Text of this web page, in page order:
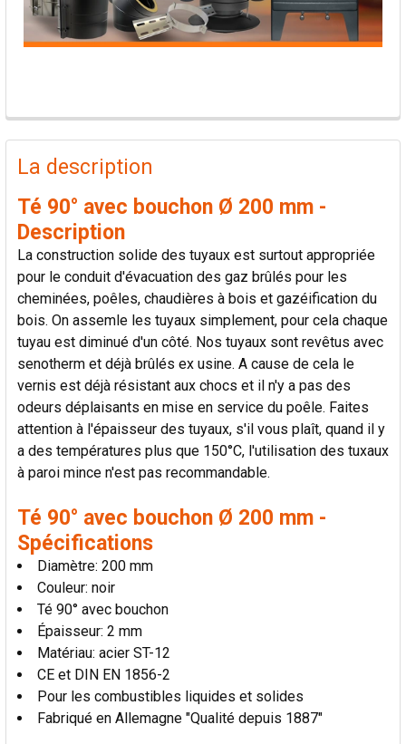
PRODUITS
FRÉQUEMMENT
ACHETÉS
TOUT
SÉLECTIONNER
AJOUTER
LA
SÉLECTION
AU PANIER
La description
Té 90° avec bouchon Ø 200 mm -
Description
La construction solide des tuyaux est surtout appropriée
pour le conduit d'évacuation des gaz brûlés pour les
cheminées, poêles, chaudières à bois et gazéification du
bois. On assemle les tuyaux simplement, pour cela chaque
tuyau est diminué d'un côté. Nos tuyaux sont revêtus avec
senotherm et déjà brûlés ex usine. A cause de cela le
vernis est déjà résistant aux chocs et il n'y a pas des
odeurs déplaisants en mise en service du poêle. Faites
attention à l'épaisseur des tuyaux, s'il vous plaît, quand il y
a des températures plus que 150°C, l'utilisation des tuxaux
à paroi mince n'est pas recommandable.
Té 90° avec bouchon Ø 200 mm -
Spécifications
Diamètre: 200 mm
Couleur: noir
Té 90° avec bouchon
Épaisseur: 2 mm
Matériau: acier ST-12
CE et DIN EN 1856-2
Pour les combustibles liquides et solides
Fabriqué en Allemagne "Qualité depuis 1887"